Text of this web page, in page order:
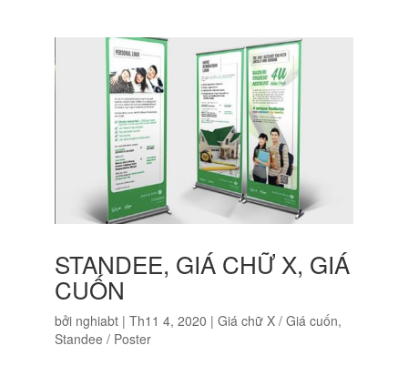
STANDEE, GIÁ CHỮ X, GIÁ
CUỐN
bởi nghiabt| Th11 4, 2020 | Giá chữ X / Giá cuốn,
Standee / Poster